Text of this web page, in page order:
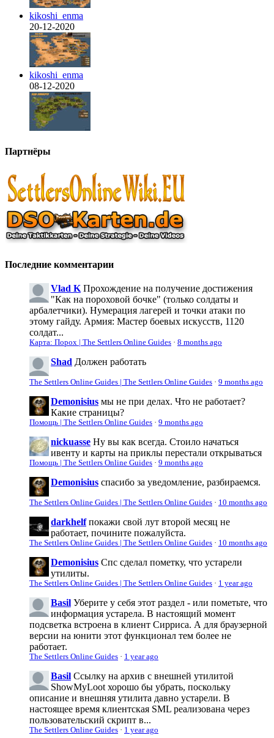
kikoshi_enma
20-12-2020
kikoshi_enma
08-12-2020
Партнёры
Последние комментарии
Vlad K Прохождение на получение достижения
"Как на пороховой бочке" (только солдаты и
арбалетчики). Нумерация лагерей и точки атаки по
этому гайду. Армия: Мастер боевых искусств, 1120
солдат...
Карта: Порох | The Settlers Online Guides · 8 months ago
Shad Должен работать
The Settlers Online Guides | The Settlers Online Guides · 9 months ago
Demonisius мы не при делах. Что не работает?
Какие страницы?
Помощь | The Settlers Online Guides · 9 months ago
nickuasse Ну вы как всегда. Стоило начаться
ивенту и карты на приклы перестали открываться
Помощь | The Settlers Online Guides · 9 months ago
Demonisius спасибо за уведомление, разбираемся.
The Settlers Online Guides | The Settlers Online Guides · 10 months ago
darkhelf покажи свой лут второй месяц не
работает, почините пожалуйста.
The Settlers Online Guides | The Settlers Online Guides · 10 months ago
Demonisius Спс сделал пометку, что устарели
утилиты.
The Settlers Online Guides | The Settlers Online Guides · 1 year ago
Basil Уберите у себя этот раздел - или пометьте, что
информация устарела. В настоящий момент
подсветка встроена в клиент Сирриса. А для браузерной
версии на юнити этот функционал тем более не
работает.
The Settlers Online Guides · 1 year ago
Basil Ссылку на архив с внешней утилитой
ShowMyLoot хорошо бы убрать, поскольку
описание и внешняя утилита давно устарели. В
настоящее время клиентская SML реализована через
пользовательский скрипт в...
The Settlers Online Guides · 1 year ago